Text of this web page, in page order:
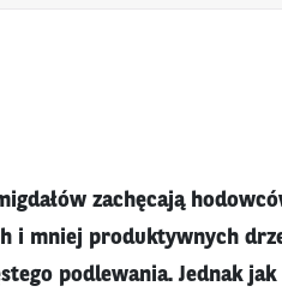
zachęcają
i mniej produktywnych
podlewania. Jednak jak